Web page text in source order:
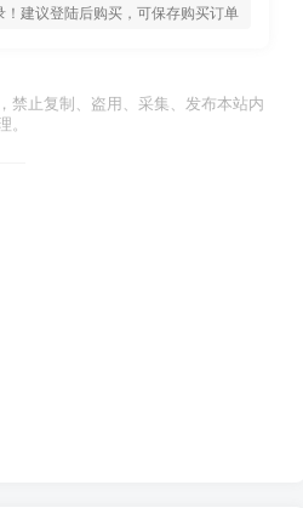
！建议登陆后购买，可保存购买订单
禁止复制、盗用、采集、发布本站内